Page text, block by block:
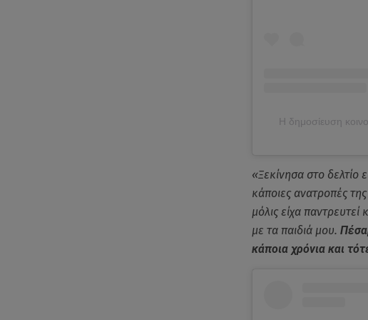
Η δημοσίευση
«Ξεκίνησα στο
κάποιες ανατροπές
μόλις είχα
με τα παιδιά μου.
κάποια χρόνια και